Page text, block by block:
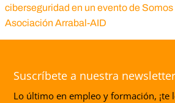
ciberseguridad en un evento de
Asociación Arrabal-AID
Suscríbete a nuestra newsletter
Lo último en empleo y formación, ¡te